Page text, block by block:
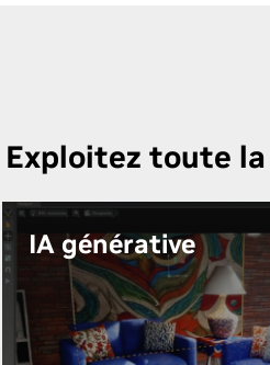
Exploitez toute la
IA générative
Renforcez votre productivité et
proposez des expériences
plus immersives dans tous les